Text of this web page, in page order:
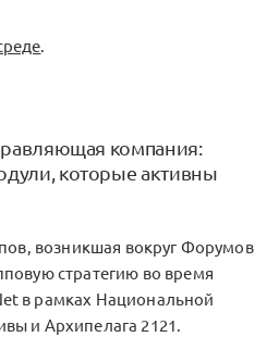
.
компания:
которые активны
возникшая вокруг Форумов
стратегию во время
в рамках Национальной
и Архипелага 2121.